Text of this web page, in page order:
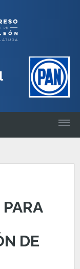
DE